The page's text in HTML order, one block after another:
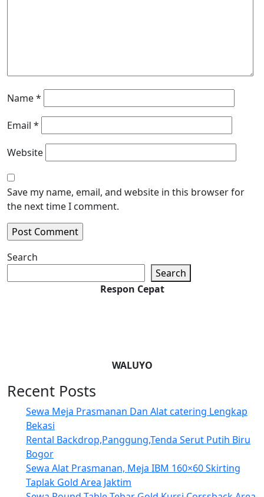
Name*
Email *
Website
Save my name, email, and website in this browser for
the next time I comment.
Search
Search
Respon Cepat
WALUYO
Recent Posts
Sewa Meja Prasmanan Dan Alat catering Lengkap
Bekasi
Rental Backdrop,Panggung,Tenda Serut Putih Biru
Bogor
Sewa Alat Prasmanan, Meja IBM 160×60 Skirting
Taplak Gold Area Jaktim